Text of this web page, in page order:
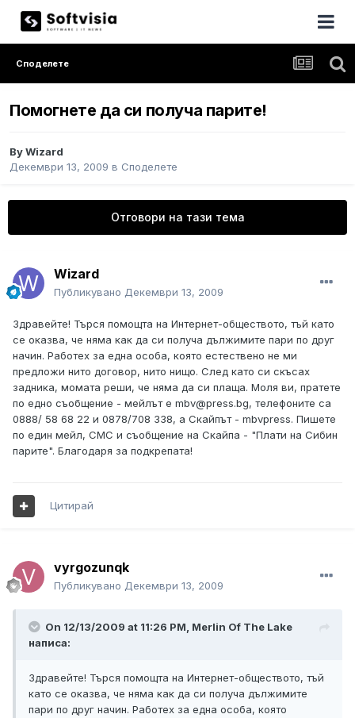
Споделете
Помогнете да си получа парите!
ByWizard
Декември 13, 2009 в Споделете
Отговори на тази тема
Wizard
Публикувано Декември 13, 2009
Здравейте! Търся помощта на Интернет-обществото, тъй като
се оказва, че няма как да си получа дължимите пари по друг
начин. Работех за една особа, която естествено не ми
предложи нито договор, нито нищо. След като си скъсах
задника, момата реши, че няма да си плаща. Моля ви, пратете
по едно съобщение - мейлът е mbv@press.bg, телефоните са
0888/ 58 68 22 и 0878/708 338, а Скайпът - mbvpress. Пишете
по един мейл, СМС и съобщение на Скайпа - "Плати на Сибин
парите". Благодаря за подкрепата!
Цитирай
vyrgozunqk
Публикувано Декември 13, 2009
On 12/13/2009 at 11:26 PM, Merlin Of The Lake
написа:
Здравейте! Търся помощта на Интернет-обществото, тъй
като се оказва, че няма как да си получа дължимите
пари по друг начин. Работех за една особа, която